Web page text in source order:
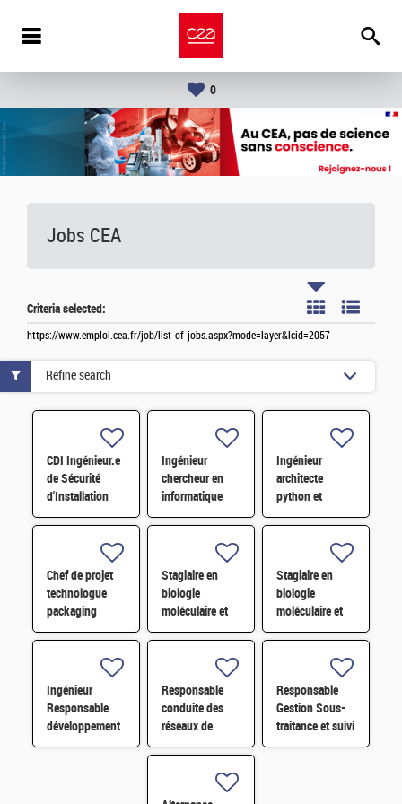
0
Jobs CEA
Criteria selected:
https://www.emploi.cea.fr/job/list-of-jobs.aspx?mode=layer&lcid=2057
CDI Ingénieur.e
de Sécurité
d'Installation
H/F
Ingénieur
chercheur en
informatique
quantique pour
développement
de la pile
logicielle H/F
Ingénieur
architecte
python et
industrialisation
Chef de projet
technologue
packaging
photonique H/F
Stagiaire en
biologie
moléculaire et
microbiologie
Stagiaire en
biologie
moléculaire et
microbiologie
Ingénieur
Responsable
développement
d'affaires H/F
Responsable
conduite des
réseaux de
surveillance H/F
Responsable
Gestion Sous-
traitance et suivi
budget H/F H/F
Refine search